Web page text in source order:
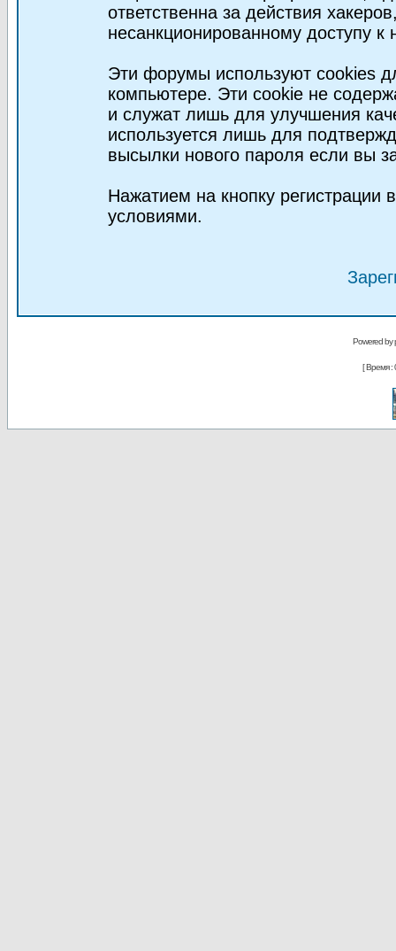
ответственна за действия
несанкционированному доступу к
Эти форумы используют cookies
компьютере. Эти cookie не
и служат лишь для улучшения
используется лишь для
высылки нового пароля если вы
Нажатием на кнопку регистрации
условиями.
Powered by
[ Время :